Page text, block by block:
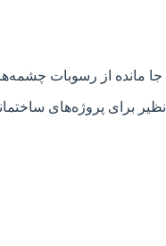
مانده از رسوبات
برای پروژه‌های